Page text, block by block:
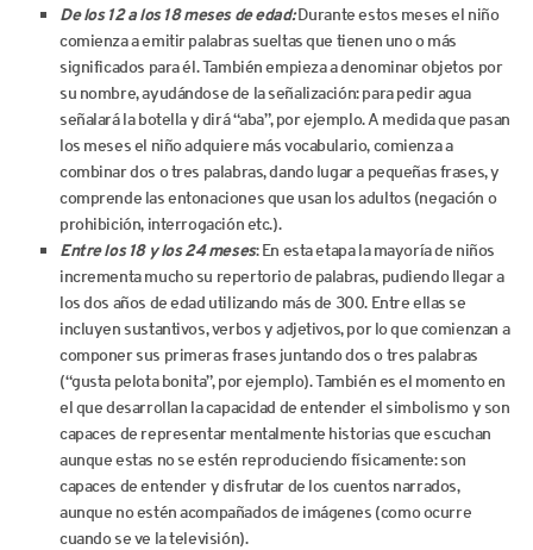
De los 12 a los 18 meses de edad:Durante estos meses el niño
comienza a emitir palabras sueltas que tienen uno o más
significados para él. También empieza a denominar objetos por
su nombre, ayudándose de la señalización: para pedir agua
señalará la botella y dirá “aba”, por ejemplo. A medida que pasan
los meses el niño adquiere más vocabulario, comienza a
combinar dos o tres palabras, dando lugar a pequeñas frases, y
comprende las entonaciones que usan los adultos (negación o
prohibición, interrogación etc.).
Entre los 18 y los 24 meses: En esta etapa la mayoría de niños
incrementa mucho su repertorio de palabras, pudiendo llegar a
los dos años de edad utilizando más de 300. Entre ellas se
incluyen sustantivos, verbos y adjetivos, por lo que comienzan a
componer sus primeras frases juntando dos o tres palabras
(“gusta pelota bonita”, por ejemplo). También es el momento en
el que desarrollan la capacidad de entender el simbolismo y son
capaces de representar mentalmente historias que escuchan
aunque estas no se estén reproduciendo físicamente: son
capaces de entender y disfrutar de los cuentos narrados,
aunque no estén acompañados de imágenes (como ocurre
cuando se ve la televisión).